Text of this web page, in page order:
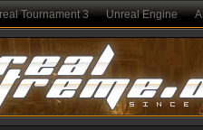
Tournament 3 Unreal Engine